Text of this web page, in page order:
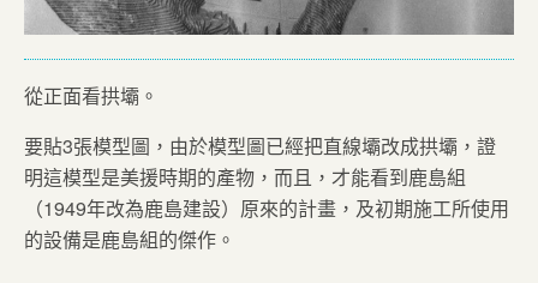
從正面看拱壩。
要貼3張模型圖，由於模型圖已經把直線壩改成拱壩，證
明這模型是美援時期的產物，而且，才能看到鹿島組
（1949年改為鹿島建設）原來的計畫，及初期施工所使用
的設備是鹿島組的傑作。